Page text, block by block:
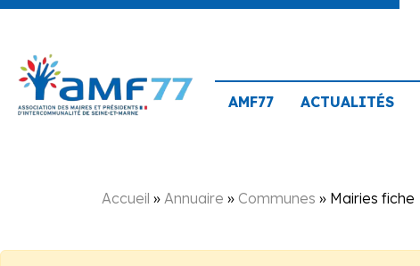
AMF77 ACTUALITÉS
Accueil » Annuaire » Communes » Mairies fiche